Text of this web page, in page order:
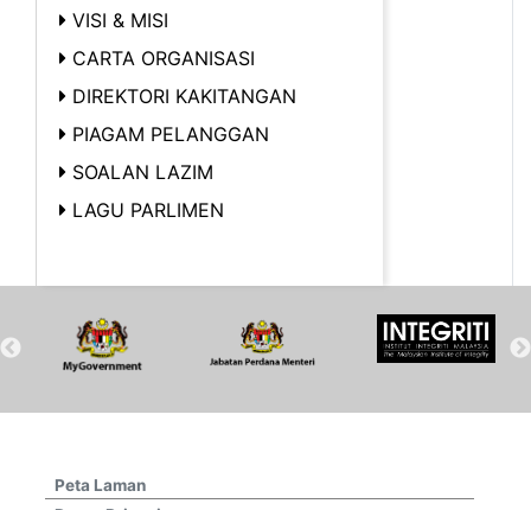
VISI & MISI
CARTA ORGANISASI
DIREKTORI KAKITANGAN
PIAGAM PELANGGAN
SOALAN LAZIM
LAGU PARLIMEN
Peta Laman